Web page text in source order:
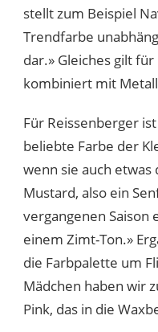
stellt zum Beispiel
Trendfarbe
dar.» Gleiches gilt
kombiniert mit
Für Reissenberger
beliebte Farbe der
wenn sie auch etwas
Mustard, also ein
vergangenen Saison
einem Zimt-Ton.»
die Farbpalette um
Mädchen haben wir
Pink, das in die